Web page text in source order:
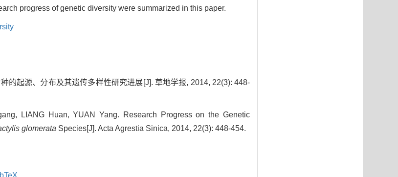
progress of genetic diversity were summarized in this paper.
的起源、分布及其遗传多样性研究进展[J]. 草地学报, 2014, 22(3): 448-
LIANG Huan, YUAN Yang. Research Progress on the Genetic
glomerata Species[J]. Acta Agrestia Sinica, 2014, 22(3): 448-454.